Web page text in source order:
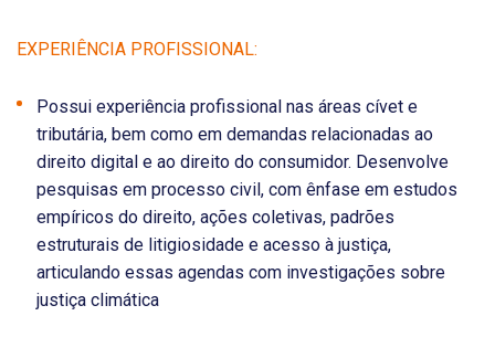
EXPERIÊNCIA PROFISSIONAL:
Possui experiência profissional nas áreas cívet e
tributária, bem como em demandas relacionadas ao
direito digital e ao direito do consumidor. Desenvolve
pesquisas em processo civil, com ênfase em estudos
empíricos do direito, ações coletivas, padrões
estruturais de litigiosidade e acesso à justiça,
articulando essas agendas com investigações sobre
justiça climática